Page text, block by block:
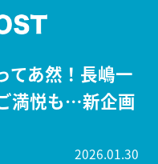
てあ然！長嶋一
満悦も…新企画
2026.01.30